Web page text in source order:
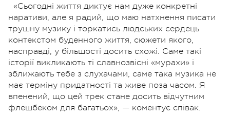
«Сьогодні життя диктує нам дуже конкретні
наративи, але я радий, що маю натхнення писати
трушну музику і торкатись людських сердець
контекстом буденного життя, сюжети якого,
насправді, у більшості досить схожі. Саме такі
історії викликають ті славнозвісні «мурахи» і
зближають тебе з слухачами, саме така музика не
має терміну придатності та живе поза часом. Я
впенений, що цей трек стане досить відчутним
флешбеком для багатьох», — коментує співак.